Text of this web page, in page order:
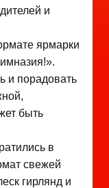
и
ярмарки
и порадовать
быть
в
свежей
гирлянд и